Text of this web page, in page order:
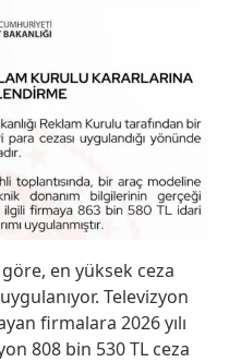
göre, en yüksek ceza
Televizyon
firmalara 2026 yılı
808 bin 530 TL ceza